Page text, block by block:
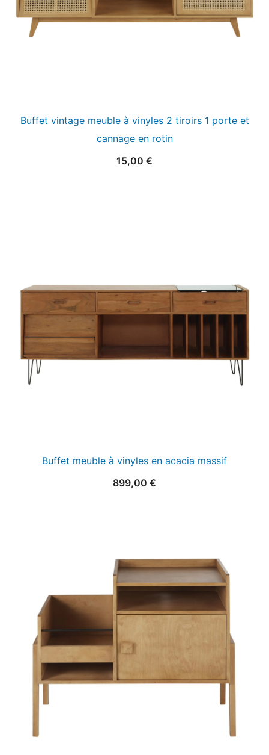
Buffet vintage meuble à vinyles 2 tiroirs 1 porte et
cannage en rotin
15,00 €
Buffet meuble à vinyles en acacia massif
899,00 €